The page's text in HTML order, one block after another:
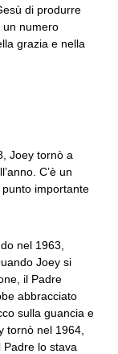
di produrre
un numero
grazia e nella
Joey tornò a
C’è un
importante
nel 1963,
Joey si
il Padre
abbracciato
sulla guancia e
tornò nel 1964,
Padre lo stava